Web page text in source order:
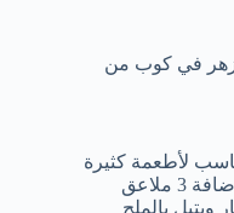
الزهر في كوب من
لأطعمة كثيرة
اذا استخدم بكميات صغيرة، حيث يمكن إضافة 3 ملاعق
بالملح